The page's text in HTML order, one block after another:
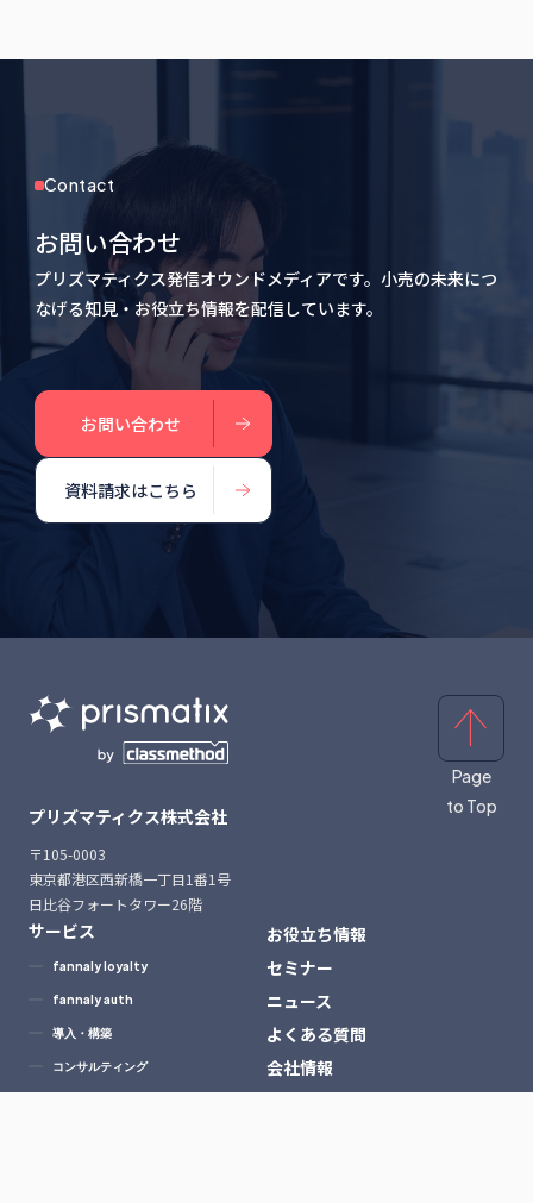
Contact
お問い合わせ
プリズマティクス発信オウンドメディアです。小売の未来につ
なげる知見・お役立ち情報を配信しています。
お問い合わせ
資料請求はこちら
プリズマティクス株式会社
〒105-0003
東京都港区西新橋一丁目1番1号
日比谷フォートタワー26階
サービス
fannaly loyalty
fannaly auth
導入・構築
コンサルティング
お役立ち情報
セミナー
ニュース
よくある質問
会社情報
採用情報
Page
to Top